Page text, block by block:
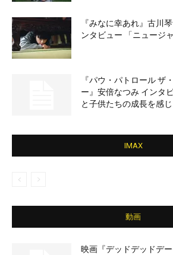
『みなに幸あれ』古川
ンタビュー 「ニュージ
『パウ・パトロール ザ
ー』安倍なつみ インタ
と子供たちの成長を感じ
IMAX
動画
映画『デッドデッドデ